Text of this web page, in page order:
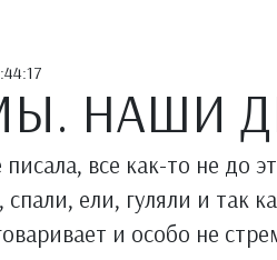
НАШИ
все как-то не до
спали, ели, гуляли и так
и особо не